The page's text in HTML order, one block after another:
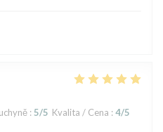
: 5/5 Kvalita / Cena : 4/5